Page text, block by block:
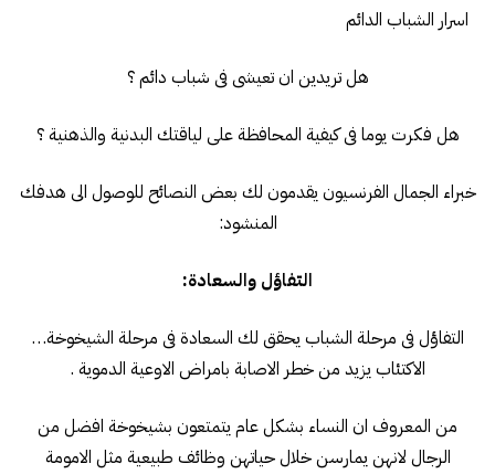
اسرار الشباب الدائم
هل تريدين ان تعيشى فى شباب دائم ؟
هل فكرت يوما فى كيفية المحافظة على لياقتك البدنية والذهنية ؟
خبراء الجمال الفرنسيون يقدمون لك بعض النصائح للوصول الى هدفك
المنشود:
التفاؤل والسعادة:
التفاؤل فى مرحلة الشباب يحقق لك السعادة فى مرحلة الشيخوخة…
الاكتئاب يزيد من خطر الاصابة بامراض الاوعية الدموية .
من المعروف ان النساء بشكل عام يتمتعون بشيخوخة افضل من
الرجال لانهن يمارسن خلال حياتهن وظائف طبيعية مثل الامومة